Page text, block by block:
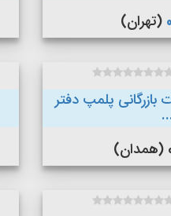
(تهران)
بازرگانی پلمپ دفتر